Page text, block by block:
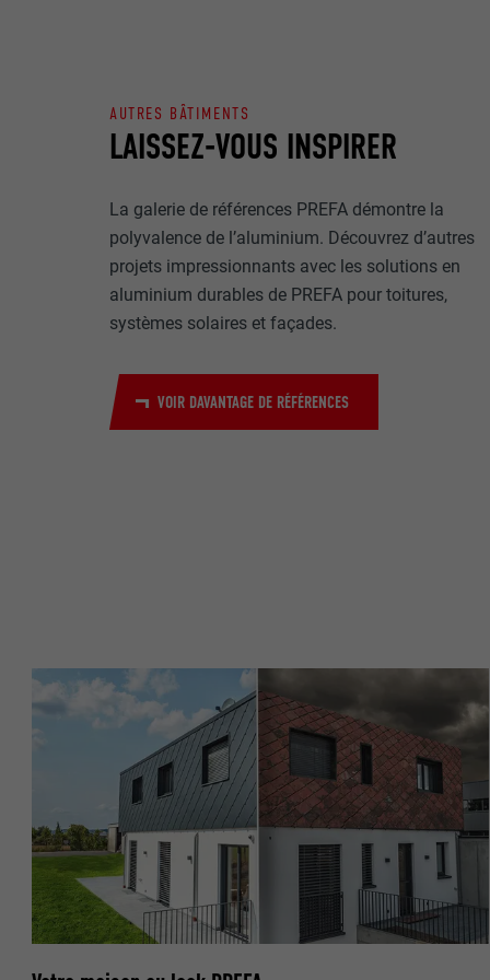
LAISSEZ-VOUS INSPIRER
AUTRES BÂTIMENTS
La galerie de références PREFA démontre la
polyvalence de l’aluminium. Découvrez d’autres
projets impressionnants avec les solutions en
aluminium durables de PREFA pour toitures,
systèmes solaires et façades.
VOIR DAVANTAGE DE RÉFÉRENCES
NOM
EXPIRATION
UTILITÉ
NOM
EXPIRATION
UTILITÉ
MARKETING
Les cookies «
annonceurs
visiteurs à
plateformes
NOM
UTILITÉ
NOM
EXPIRATION